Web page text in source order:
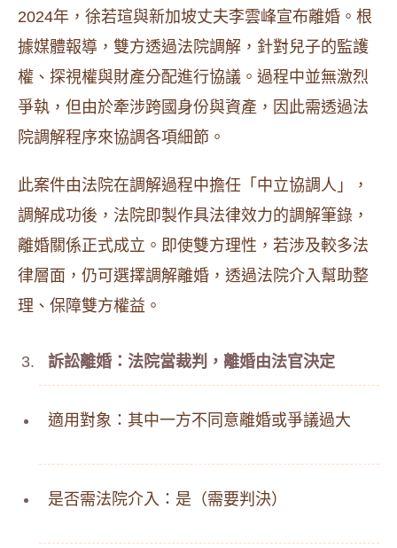
2024年，徐若瑄與新加坡丈夫李雲峰宣布離婚。根
據媒體報導，雙方透過法院調解，針對兒子的監護
權、探視權與財產分配進行協議。過程中並無激烈
爭執，但由於牽涉跨國身份與資產，因此需透過法
院調解程序來協調各項細節。
此案件由法院在調解過程中擔任「中立協調人」，
調解成功後，法院即製作具法律效力的調解筆錄，
離婚關係正式成立。即使雙方理性，若涉及較多法
律層面，仍可選擇調解離婚，透過法院介入幫助整
理、保障雙方權益。
訴訟離婚：法院當裁判，離婚由法官決定
適用對象：其中一方不同意離婚或爭議過大
是否需法院介入：是（需要判決）